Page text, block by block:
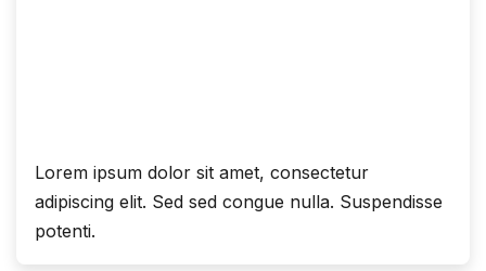
Lorem ipsum dolor sit amet, consectetur
adipiscing elit. Sed sed congue nulla. Suspendisse
potenti.